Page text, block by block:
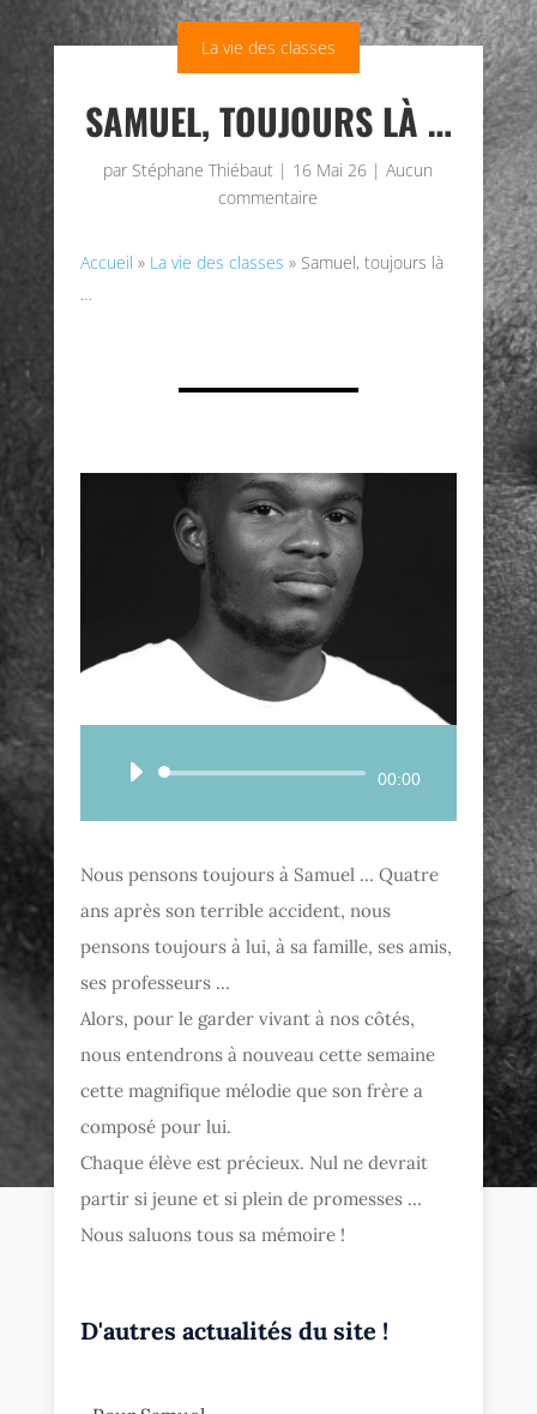
La vie des classes
SAMUEL, TOUJOURS LÀ …
par Stéphane Thiébaut | 16 Mai 26 |Aucun
commentaire
Accueil » La vie des classes » Samuel, toujours là
…
Lecteur
00:00
Nous pensons toujours à Samuel … Quatre
ans après son terrible accident, nous
pensons toujours à lui, à sa famille, ses amis,
ses professeurs …
Alors, pour le garder vivant à nos côtés,
nous entendrons à nouveau cette semaine
cette magnifique mélodie que son frère a
composé pour lui.
Chaque élève est précieux. Nul ne devrait
partir si jeune et si plein de promesses …
Nous saluons tous sa mémoire !
D'autres actualités du site !